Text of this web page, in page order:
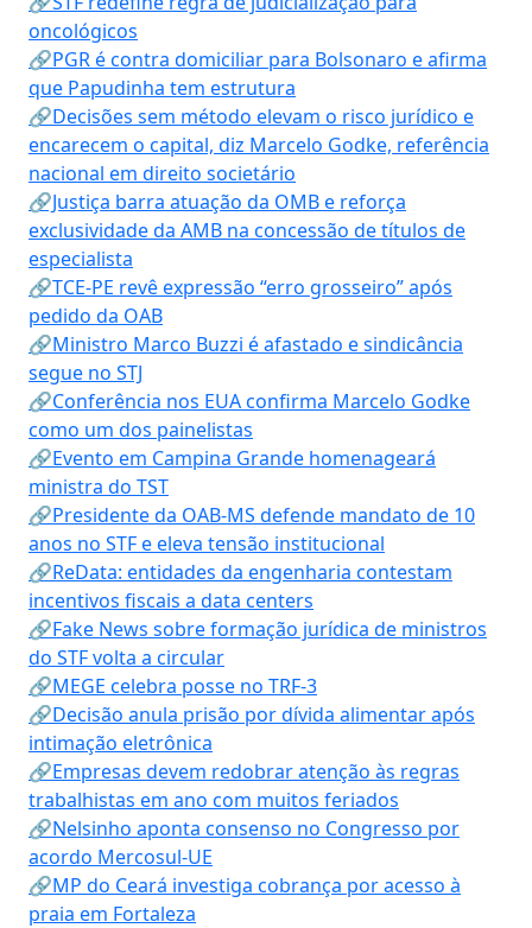
oncológicos
🔗PGR é contra domiciliar para Bolsonaro e afirma
que Papudinha tem estrutura
🔗Decisões sem método elevam o risco jurídico e
encarecem o capital, diz Marcelo Godke, referência
nacional em direito societário
🔗Justiça barra atuação da OMB e reforça
exclusividade da AMB na concessão de títulos de
especialista
🔗TCE-PE revê expressão “erro grosseiro” após
pedido da OAB
🔗Ministro Marco Buzzi é afastado e sindicância
segue no STJ
🔗Conferência nos EUA confirma Marcelo Godke
como um dos painelistas
🔗Evento em Campina Grande homenageará
ministra do TST
🔗Presidente da OAB-MS defende mandato de 10
anos no STF e eleva tensão institucional
🔗ReData: entidades da engenharia contestam
incentivos fiscais a data centers
🔗Fake News sobre formação jurídica de ministros
do STF volta a circular
🔗MEGE celebra posse no TRF-3
🔗Decisão anula prisão por dívida alimentar após
intimação eletrônica
🔗Empresas devem redobrar atenção às regras
trabalhistas em ano com muitos feriados
🔗Nelsinho aponta consenso no Congresso por
acordo Mercosul-UE
🔗MP do Ceará investiga cobrança por acesso à
praia em Fortaleza